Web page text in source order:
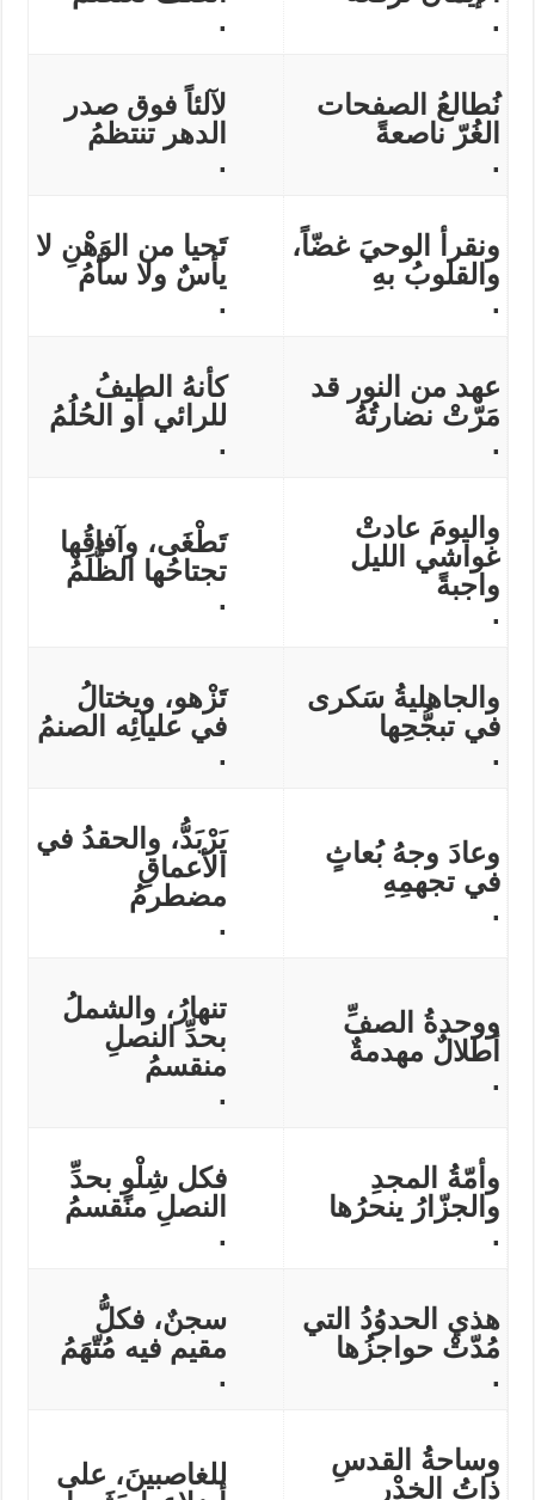
.
.
نُطالعُ الصفحات
الغُرّ ناصعةً
.
لآلئاً فوق صدر
الدهر تنتظمُ
.
ونقرأ الوحيَ غضّاً،
والقلوبُ بهِ
.
تَحيا من الوَهْنِ لا
يأسٌ ولا سأمُ
.
عهد من النور قد
مَرّتْ نضارتُهُ
.
كأنهُ الطيفُ
للرائي أو الحُلُمُ
.
واليومَ عادتْ
غواشي الليل
واجبةً
.
تَطْغَى، وآفاقُها
تجتاحُها الظُّلَمُ
.
والجاهليةُ سَكرى
في تبجُّحِها
.
تَزْهو، ويختالُ
في عليائِه الصنمُ
.
وعادَ وجهُ بُعاثٍ
في تجهمِهِ
.
يَرْبَدُّ، والحقدُ في
الأعماقِ
مضطرمُ
.
ووحدةُ الصفِّ
أطلالٌ مهدمةٌ
.
تنهارُ، والشملُ
بحدِّ النصلِ
منقسمُ
.
وأمّةُ المجدِ
والجزّارُ ينحرُها
.
فكل شِلْوٍ بحدِّ
النصلِ منقسمُ
.
هذي الحدوُدُ التي
مُدّتْ حواجزُها
.
سجنٌ، فكلُّ
مقيم فيه مُتّهَمُ
.
وساحةُ القدسِ
ذاتُ الخدْرِ
للغاصبينَ، على